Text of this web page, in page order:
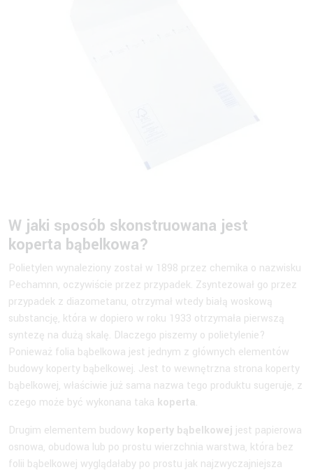
W jaki sposób skonstruowana jest
koperta bąbelkowa?
Polietylen wynaleziony został w 1898 przez chemika o nazwisku
Pechamnn, oczywiście przez przypadek. Zsyntezował go przez
przypadek z diazometanu, otrzymał wtedy białą woskową
substancję, która w dopiero w roku 1933 otrzymała pierwszą
syntezę na dużą skalę. Dlaczego piszemy o polietylenie?
Ponieważ folia bąbelkowa jest jednym z głównych elementów
budowy koperty bąbelkowej. Jest to wewnętrzna strona koperty
bąbelkowej, właściwie już sama nazwa tego produktu sugeruje, z
czego może być wykonana taka koperta.
Drugim elementem budowy koperty bąbelkowej jest papierowa
osnowa, obudowa lub po prostu wierzchnia warstwa, która bez
folii bąbelkowej wyglądałaby po prostu jak najzwyczajniejsza